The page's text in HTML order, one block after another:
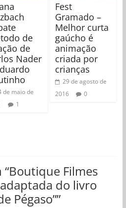
de
de
Nader
de maio de
1
Fest
Gramado –
Melhor curta
gaúcho é
animação
criada por
crianças
29 de agosto de
2016
0
Boutique Filmes
do livro
Pégaso””